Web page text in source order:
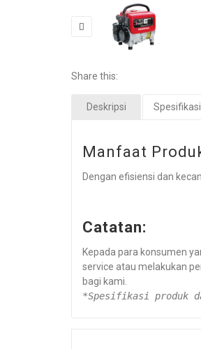
Share this:
Deskripsi Spesifikasi
Manfaat
Dengan efisiensi dan
Catatan:
Kepada para konsumen
service atau melakukan
bagi kami.
*Spesifikasi produk